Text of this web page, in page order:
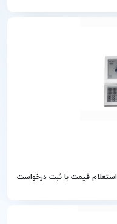
استعلام قیمت با ثبت درخواست